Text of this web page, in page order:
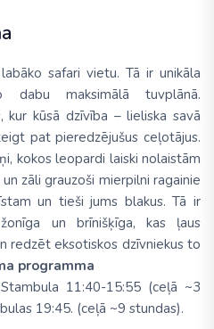
safari vietu. Tā ir unikāla
dabu maksimālā tuvplānā.
kur kūsā dzīvība – lieliska savā
pat pieredzējušus ceļotājus.
kokos leopardi laiski nolaistām
zāli grauzoši mierpilni ragainie
un tieši jums blakus. Tā ir
un brīnišķīga, kas ļaus
redzēt eksotiskos dzīvniekus to
programma
11:40-15:55 (ceļā ~3
19:45. (ceļā ~9 stundas).